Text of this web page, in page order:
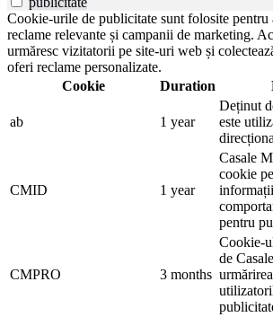
Cookie-urile de publicitate sunt folosite
reclame relevante și campanii de marketing.
urmăresc vizitatorii pe site-uri web și
oferi reclame personalizate.
Cookie
Duration
ab 1 year
Deținut
este
CMID 1 year
Casale
cookie
pentru
CMPRO 3 months
Cookie-
de